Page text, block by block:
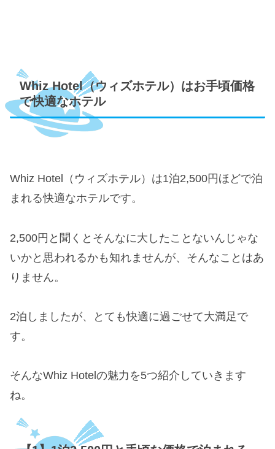
Whiz Hotel（ウィズホテル）はお手頃価格
で快適なホテル
Whiz Hotel（ウィズホテル）は1泊2,500円ほどで泊
まれる快適なホテルです。
2,500円と聞くとそんなに大したことないんじゃな
いかと思われるかも知れませんが、そんなことはあ
りません。
2泊しましたが、とても快適に過ごせて大満足で
す。
そんなWhiz Hotelの魅力を5つ紹介していきます
ね。